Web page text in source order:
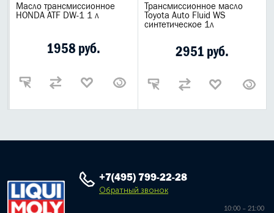
Масло трансмиссионное
HONDA ATF DW-1 1 л
1958 руб.
Трансмиссионное масло
Toyota Auto Fluid WS
синтетическое 1л
2951 руб.
+7(495) 799-22-28
Обратный звонок
10:00 – 21:00